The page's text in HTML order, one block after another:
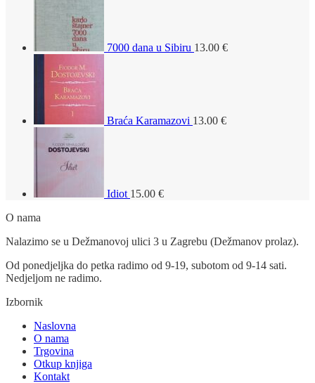
7000 dana u Sibiru 13.00 €
Braća Karamazovi 13.00 €
Idiot 15.00 €
O nama
Nalazimo se u Dežmanovoj ulici 3 u Zagrebu (Dežmanov prolaz).
Od ponedjeljka do petka radimo od 9-19, subotom od 9-14 sati.
Nedjeljom ne radimo.
Izbornik
Naslovna
O nama
Trgovina
Otkup knjiga
Kontakt